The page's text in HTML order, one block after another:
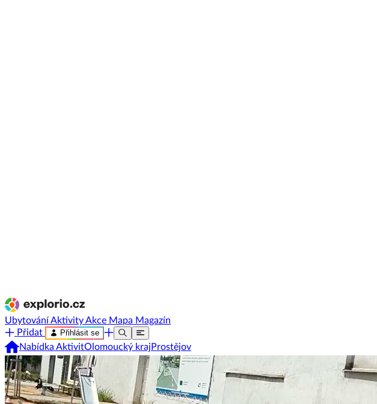
UbytováníAktivityAkce Mapa Magazín
Přidat
Přihlásit se
Nabídka AktivitOlomoucký kraj Prostějov